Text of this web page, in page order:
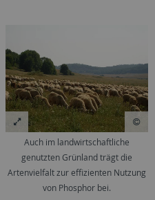
Auch im landwirtschaftliche
genutzten Grünland trägt die
Artenvielfalt zur effizienten Nutzung
von Phosphor bei.